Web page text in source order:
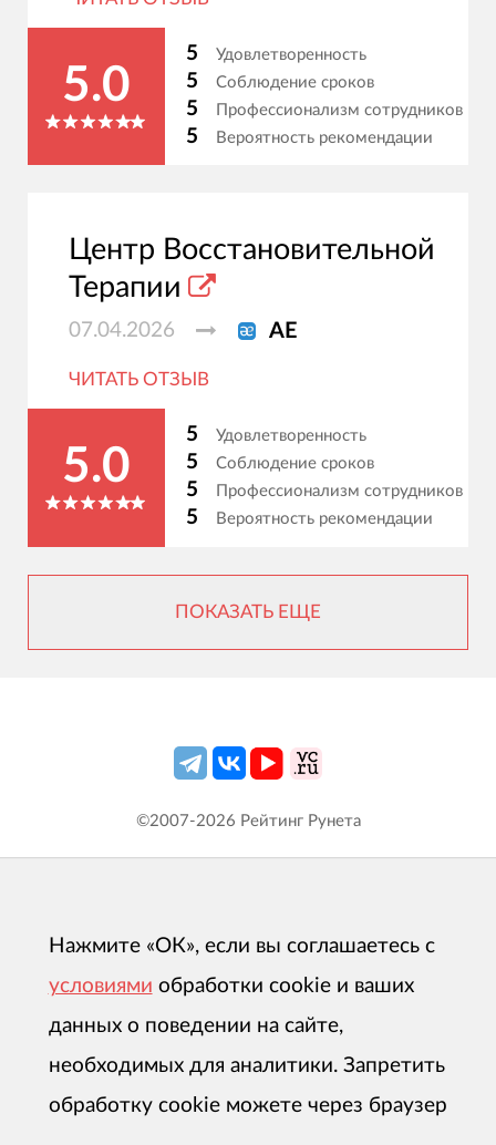
5.0
5 Удовлетворенность
5 Соблюдение сроков
5 Профессионализм сотрудников
5 Вероятность рекомендации
Центр Восстановительной
Терапии
07.04.2026 АЕ
ЧИТАТЬ ОТЗЫВ
5.0
5 Удовлетворенность
5 Соблюдение сроков
5 Профессионализм сотрудников
5 Вероятность рекомендации
ПОКАЗАТЬ ЕЩЕ
©2007-2026 Рейтинг Рунета
Нажмите «ОК», если вы соглашаетесь с
условиями обработки cookie и ваших
данных о поведении на сайте,
необходимых для аналитики. Запретить
обработку cookie можете через браузер